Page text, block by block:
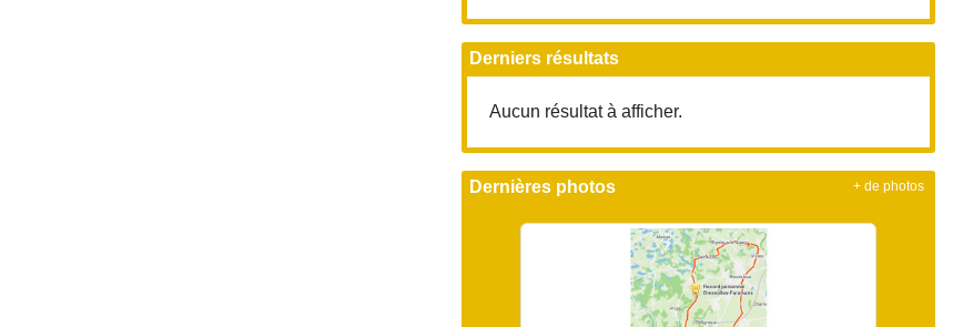
Derniers résultats
Aucun résultat à afficher.
Dernières photos + de photos